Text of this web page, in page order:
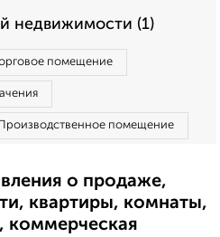
недвижимости (1)
помещение
Производственное помещение
о продаже,
квартиры, комнаты,